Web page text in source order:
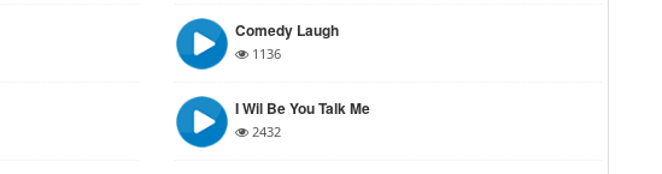
Comedy Laugh
1136
I Wil Be You Talk Me
2432